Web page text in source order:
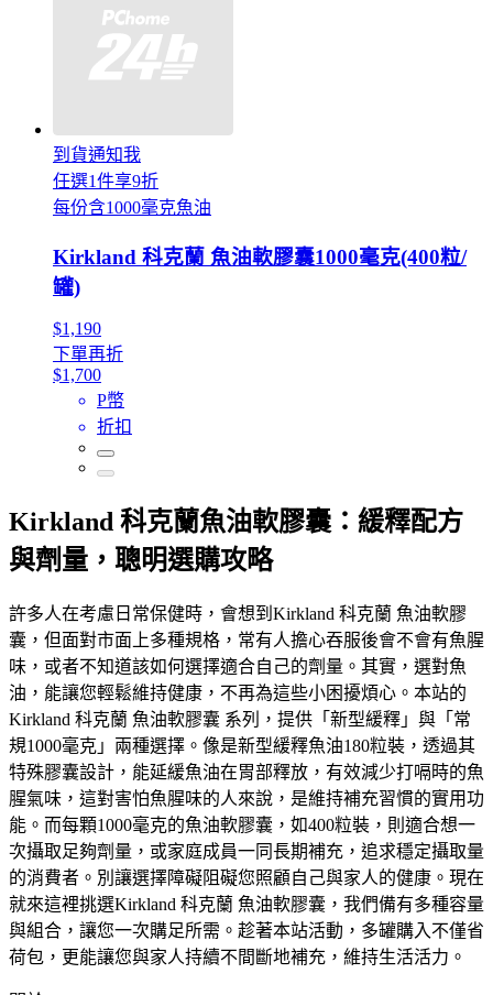
到貨通知我
任選1件享9折
每份含1000毫克魚油
Kirkland 科克蘭 魚油軟膠囊1000毫克(400粒/
罐)
$1,190
下單再折
$1,700
P幣
折扣
Kirkland 科克蘭魚油軟膠囊：緩釋配方
與劑量，聰明選購攻略
許多人在考慮日常保健時，會想到Kirkland 科克蘭 魚油軟膠
囊，但面對市面上多種規格，常有人擔心吞服後會不會有魚腥
味，或者不知道該如何選擇適合自己的劑量。其實，選對魚
油，能讓您輕鬆維持健康，不再為這些小困擾煩心。本站的
Kirkland 科克蘭 魚油軟膠囊 系列，提供「新型緩釋」與「常
規1000毫克」兩種選擇。像是新型緩釋魚油180粒裝，透過其
特殊膠囊設計，能延緩魚油在胃部釋放，有效減少打嗝時的魚
腥氣味，這對害怕魚腥味的人來說，是維持補充習慣的實用功
能。而每顆1000毫克的魚油軟膠囊，如400粒裝，則適合想一
次攝取足夠劑量，或家庭成員一同長期補充，追求穩定攝取量
的消費者。別讓選擇障礙阻礙您照顧自己與家人的健康。現在
就來這裡挑選Kirkland 科克蘭 魚油軟膠囊，我們備有多種容量
與組合，讓您一次購足所需。趁著本站活動，多罐購入不僅省
荷包，更能讓您與家人持續不間斷地補充，維持生活活力。